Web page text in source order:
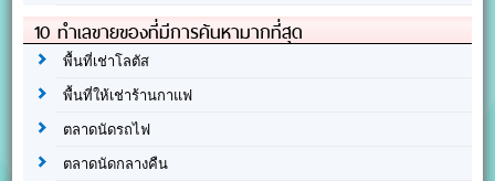
10 ทำเลขายของที่มีการค้นหามากที่สุด
พื้นที่เช่าโลตัส
พื้นที่ให้เช่าร้านกาแฟ
ตลาดนัดรถไฟ
ตลาดนัดกลางคืน